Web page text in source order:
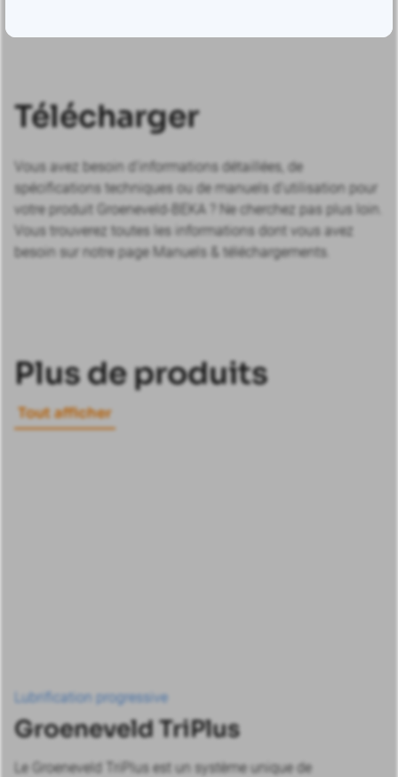
Télécharger
Vous avez besoin d’informations détaillées, de
spécifications techniques ou de manuels d’utilisation pour
votre produit Groeneveld-BEKA ? Ne cherchez pas plus loin.
Vous trouverez toutes les informations dont vous avez
besoin sur notre page Manuels & téléchargements.
Plus de produits
Tout afficher
Lubrification progressive
Groeneveld TriPlus
Le Groeneveld TriPlus est un système unique de